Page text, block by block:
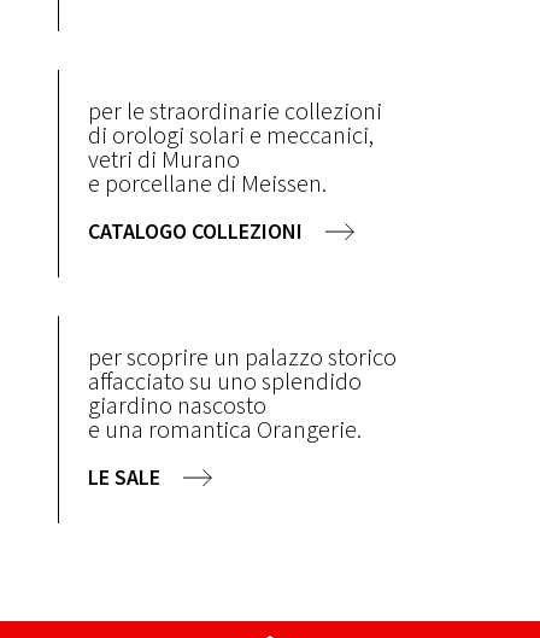
per le straordinarie collezioni
di orologi solari e meccanici,
vetri di Murano
e porcellane di Meissen.
CATALOGO COLLEZIONI
per scoprire un palazzo storico
affacciato su uno splendido
giardino nascosto
e una romantica Orangerie.
LE SALE